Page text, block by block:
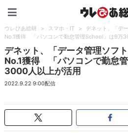
ウレぴあ総研 > スマホ・IT >
デネット、「デ
No.1獲得 「パソコンで勤怠管理School」は9万
デネット、「データ管理ソフ
No.1獲得 「パソコンで勤怠
3000人以上が活用
2022.9.22 9:00配信